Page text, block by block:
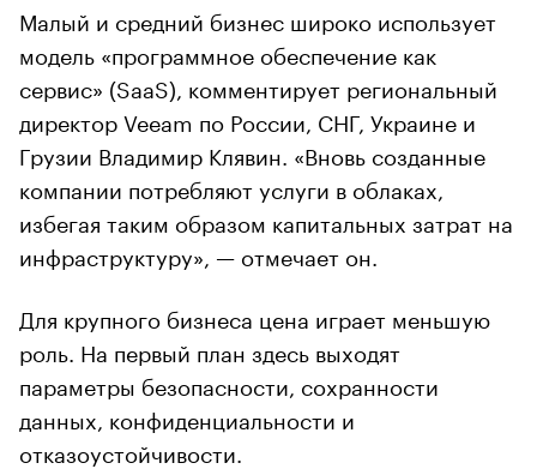
Малый и средний бизнес широко использует
модель «программное обеспечение как
сервис» (SaaS), комментирует региональный
директор Veeam по России, СНГ, Украине и
Грузии Владимир Клявин. «Вновь созданные
компании потребляют услуги в облаках,
избегая таким образом капитальных затрат на
инфраструктуру», — отмечает он.
Для крупного бизнеса цена играет меньшую
роль. На первый план здесь выходят
параметры безопасности, сохранности
данных, конфиденциальности и
отказоустойчивости.